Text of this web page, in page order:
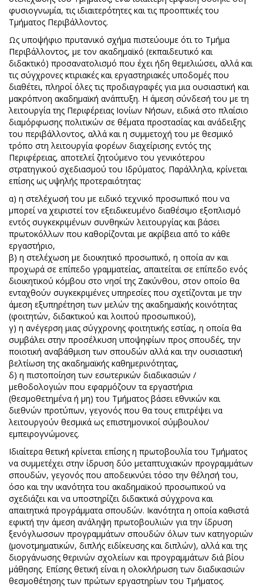
φυσιογνωμία, τις ιδιαιτερότητες και τις προοπτικές του
Τμήματος Περιβάλλοντος.
Ως υποψήφιο πρυτανικό σχήμα πιστεύουμε ότι το Τμήμα
Περιβάλλοντος, με τον ακαδημαϊκό (εκπαιδευτικό και
διδακτικό) προσανατολισμό που έχει ήδη θεμελιώσει, αλλά και
τις σύγχρονες κτιριακές και εργαστηριακές υποδομές που
διαθέτει, πληροί όλες τις προδιαγραφές για μια ουσιαστική και
μακρόπνοη ακαδημαϊκή ανάπτυξη. Η άμεση σύνδεσή του με τη
λειτουργία της Περιφέρειας Ιονίων Νήσων, ειδικά στο πλαίσιο
διαμόρφωσης πολιτικών σε θέματα προστασίας και ανάδειξης
του περιβάλλοντος, αλλά και η συμμετοχή του με θεσμικό
τρόπο στη λειτουργία φορέων διαχείρισης εντός της
Περιφέρειας, αποτελεί ζητούμενο του γενικότερου
στρατηγικού σχεδιασμού του Ιδρύματος. Παράλληλα, κρίνεται
επίσης ως υψηλής προτεραιότητας:
α) η στελέχωσή του με ειδικό τεχνικό προσωπικό που να
μπορεί να χειριστεί τον εξειδικευμένο διαθέσιμο εξοπλισμό
εντός συγκεκριμένων συνθηκών λειτουργίας και βάσει
πρωτοκόλλων που καθορίζονται με ακρίβεια από το κάθε
εργαστήριο,
β) η στελέχωση με διοικητικό προσωπικό, η οποία αν και
προχωρά σε επίπεδο γραμματείας, απαιτείται σε επίπεδο ενός
διοικητικού κόμβου στο νησί της Ζακύνθου, στον οποίο θα
ενταχθούν συγκεκριμένες υπηρεσίες που σχετίζονται με την
άμεση εξυπηρέτηση των μελών της ακαδημαϊκής κοινότητας
(φοιτητών, διδακτικού και λοιπού προσωπικού),
γ) η ανέγερση μιας σύγχρονης φοιτητικής εστίας, η οποία θα
συμβάλει στην προσέλκυση υποψηφίων προς σπουδές, την
ποιοτική αναβάθμιση των σπουδών αλλά και την ουσιαστική
βελτίωση της ακαδημαϊκής καθημερινότητας,
δ) η πιστοποίηση των εσωτερικών διαδικασιών /
μεθοδολογιών που εφαρμόζουν τα εργαστήρια
(θεσμοθετημένα ή μη) του Τμήματος βάσει εθνικών και
διεθνών προτύπων, γεγονός που θα τους επιτρέψει να
λειτουργούν θεσμικά ως επιστημονικοί σύμβουλοι/
εμπειρογνώμονες.
Ιδιαίτερα θετική κρίνεται επίσης η πρωτοβουλία του Τμήματος
να συμμετέχει στην ίδρυση δύο μεταπτυχιακών προγραμμάτων
σπουδών, γεγονός που αποδεικνύει τόσο την θέλησή του,
όσο και την ικανότητα του ακαδημαϊκού προσωπικού να
σχεδιάζει και να υποστηρίζει διδακτικά σύγχρονα και
απαιτητικά προγράμματα σπουδών. Ικανότητα η οποία καθιστά
εφικτή την άμεση ανάληψη πρωτοβουλιών για την ίδρυση
ξενόγλωσσων προγραμμάτων σπουδών όλων των κατηγοριών
(μονοτμηματικών, διπλής ειδίκευσης και διπλών), αλλά και της
διοργάνωσης θερινών σχολείων και προγραμμάτων διά βίου
μάθησης. Επίσης θετική είναι η ολοκλήρωση των διαδικασιών
θεσμοθέτησης των πρώτων εργαστηρίων του Τμήματος.